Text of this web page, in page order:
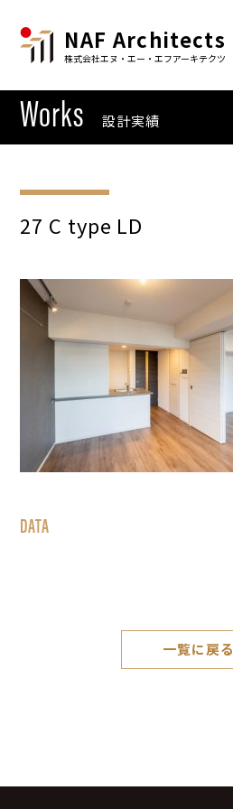
NAF Architects
株式会社エヌ・エー・エフアーキテクツ
Works 設計実績
27 C type LD
DATA
一覧に戻る